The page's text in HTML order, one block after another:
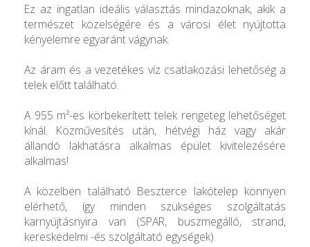
Ez az ingatlan ideális választás mindazoknak, akik a
természet közelségére és a városi élet nyújtotta
kényelemre egyaránt vágynak.
Az áram és a vezetékes víz csatlakozási lehetőség a
telek előtt található.
A 955 m²-es körbekerített telek rengeteg lehetőséget
kínál. Közművesítés után, hétvégi ház vagy akár
állandó lakhatásra alkalmas épület kivitelezésére
alkalmas!
A közelben található Beszterce lakótelep könnyen
elérhető, így minden szükséges szolgáltatás
karnyújtásnyira van (SPAR, buszmegálló, strand,
kereskedelmi -és szolgáltató egységek).